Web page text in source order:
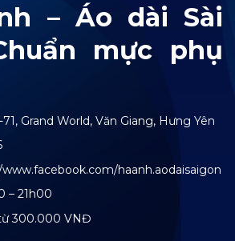
– Áo dài Sài
mực phụ
71, Grand World, Văn Giang, Hưng Yên
haanh.aodaisaigon
– 21h00
300.000 VNĐ